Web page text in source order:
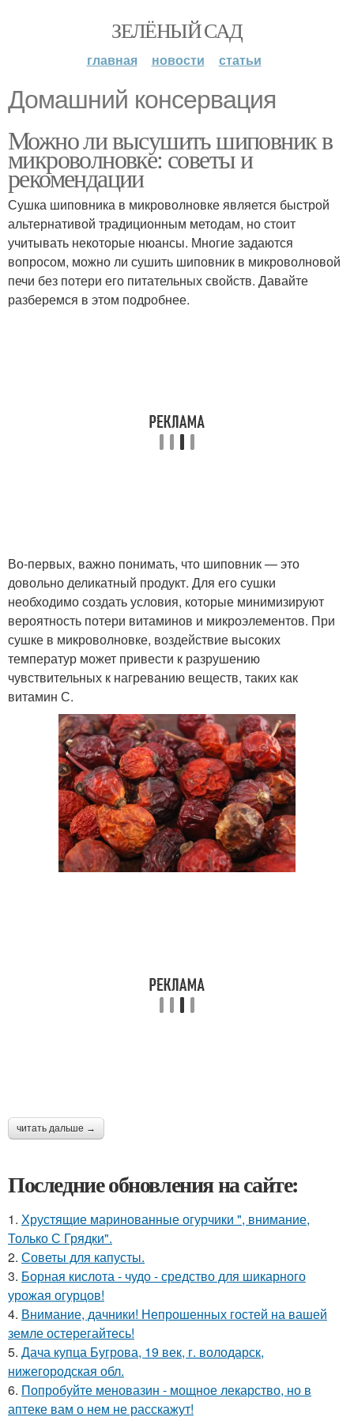
ЗЕЛЁНЫЙ САД
главная новости статьи
Домашний консервация
Можно ли высушить шиповник в
микроволновке: советы и
рекомендации
Сушка шиповника в микроволновке является быстрой
альтернативой традиционным методам, но стоит
учитывать некоторые нюансы. Многие задаются
вопросом, можно ли сушить шиповник в микроволновой
печи без потери его питательных свойств. Давайте
разберемся в этом подробнее.
Во-первых, важно понимать, что шиповник — это
довольно деликатный продукт. Для его сушки
необходимо создать условия, которые минимизируют
вероятность потери витаминов и микроэлементов. При
сушке в микроволновке, воздействие высоких
температур может привести к разрушению
чувствительных к нагреванию веществ, таких как
витамин С.
читать дальше →
Последние обновления на сайте:
1. Хрустящие маринованные огурчики ", внимание,
Только С Грядки".
2. Советы для капусты.
3. Борная кислота - чудо - средство для шикарного
урожая огурцов!
4. Внимание, дачники! Непрошенных гостей на вашей
земле остерегайтесь!
5. Дача купца Бугрова, 19 век, г. володарск,
нижегородская обл.
6. Попробуйте меновазин - мощное лекарство, но в
аптеке вам о нем не расскажут!